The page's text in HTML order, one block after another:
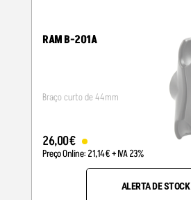
RAM B-201A
Braço curto de 44mm
26,00€
Preço Online: 21,14€+ IVA 23%
ALERTA DE STOCK